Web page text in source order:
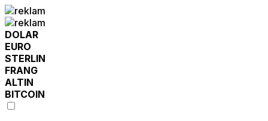
DOLAR
EURO
STERLIN
FRANG
ALTIN
BITCOIN